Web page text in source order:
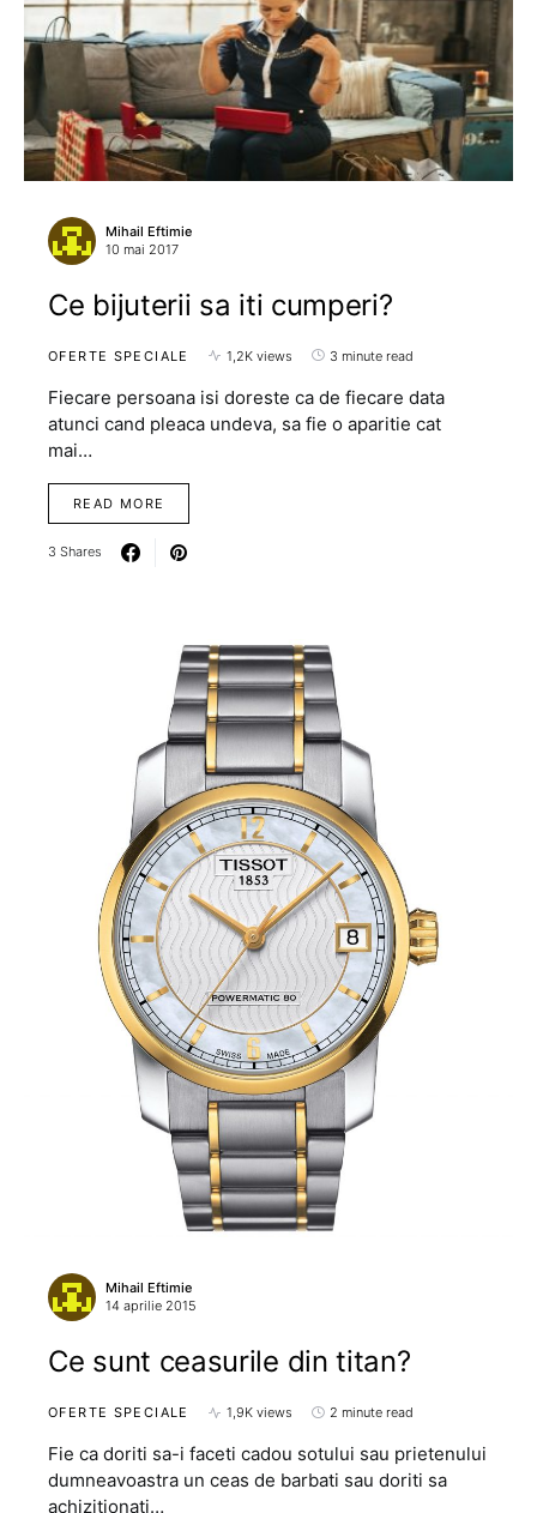
Mihail Eftimie
10 mai 2017
Ce bijuterii sa iti cumperi?
OFERTE SPECIALE 1,2K views 3 minute read
Fiecare persoana isi doreste ca de fiecare data
atunci cand pleaca undeva, sa fie o aparitie cat
mai…
READ MORE
3 Shares
Mihail Eftimie
14 aprilie 2015
Ce sunt ceasurile din titan?
OFERTE SPECIALE 1,9K views 2 minute read
Fie ca doriti sa-i faceti cadou sotului sau prietenului
dumneavoastra un ceas de barbati sau doriti sa
achizitionati…